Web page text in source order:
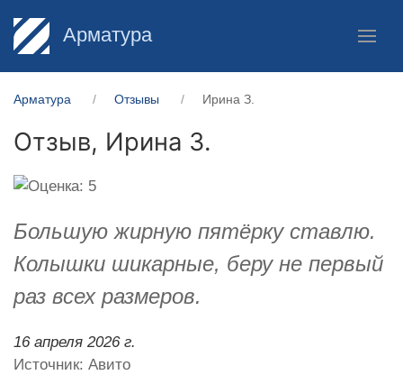
Арматура
Арматура Отзывы Ирина З.
Отзыв, Ирина З.
Большую жирную пятёрку ставлю.
Колышки шикарные, беру не первый
раз всех размеров.
16 апреля 2026 г.
Источник: Авито